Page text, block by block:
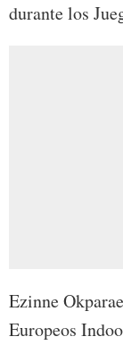
durante los
Ezinne
Europeos